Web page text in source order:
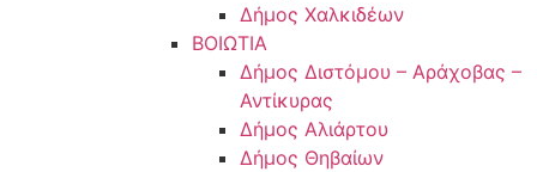
Δήμος Χαλκιδέων
ΒΟΙΩΤΙΑ
Δήμος Διστόμου – Αράχοβας –
Αντίκυρας
Δήμος Αλιάρτου
Δήμος Θηβαίων